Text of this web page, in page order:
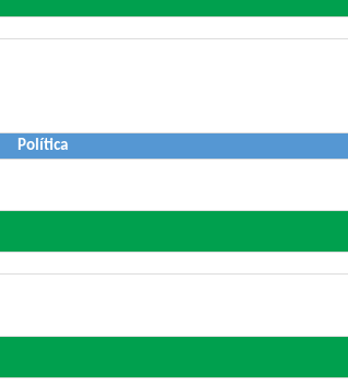
Política